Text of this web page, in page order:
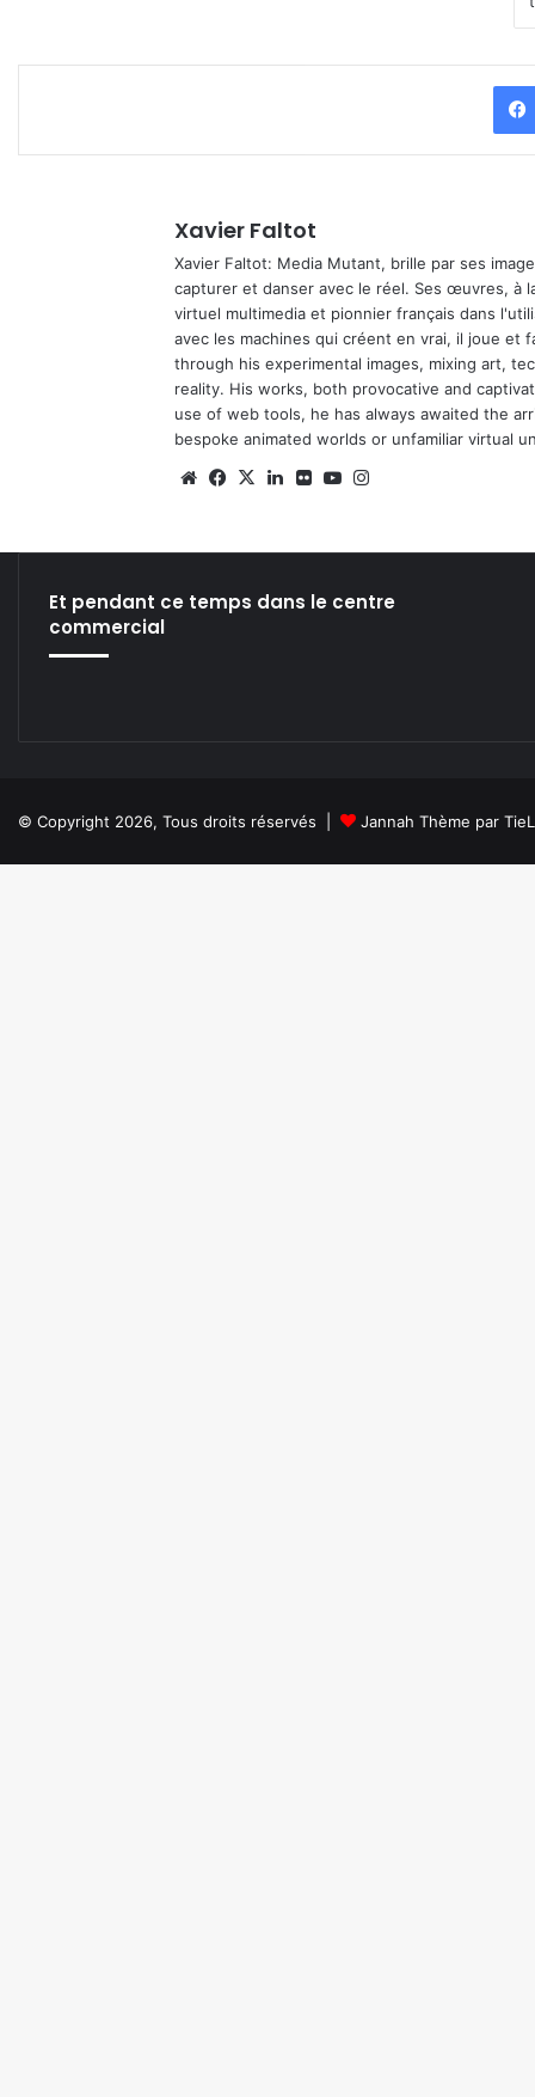
Xavier Faltot
Xavier Faltot: Media Mutant, brille par ses
capturer et danser avec le réel. Ses œuvres, à
virtuel multimedia et pionnier français dans
avec les machines qui créent en vrai, il joue et
through his experimental images, mixing art,
reality. His works, both provocative and
use of web tools, he has always awaited the
bespoke animated worlds or unfamiliar virtual
We Fa
X
Lin Fli Yo
Et pendant ce temps dans le centre
commercial
© Copyright 2026, Tous droits réservés | Jannah Thème par